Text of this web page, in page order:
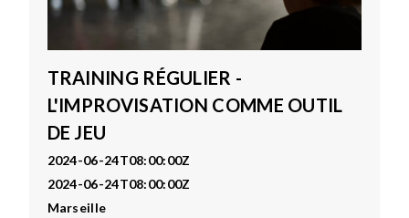
TRAINING RÉGULIER -
L'IMPROVISATION COMME OUTIL
DE JEU
2024-06-24T08:00:00Z
2024-06-24T08:00:00Z
Marseille